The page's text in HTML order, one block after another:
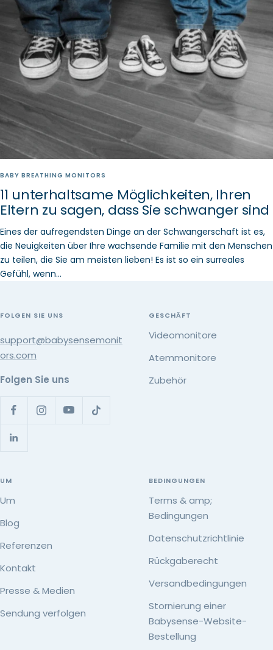
BABY BREATHING MONITORS
11 unterhaltsame Möglichkeiten, Ihren
Eltern zu sagen, dass Sie schwanger sind
Eines der aufregendsten Dinge an der Schwangerschaft ist es,
die Neuigkeiten über Ihre wachsende Familie mit den Menschen
zu teilen, die Sie am meisten lieben! Es ist so ein surreales
Gefühl, wenn...
FOLGEN SIE UNS
support@babysensemonit
ors.com
Folgen Sie uns
GESCHÄFT
Videomonitore
Atemmonitore
Zubehör
UM
Um
Blog
Referenzen
Kontakt
Presse & Medien
Sendung verfolgen
BEDINGUNGEN
Terms & amp;
Bedingungen
Datenschutzrichtlinie
Rückgaberecht
Versandbedingungen
Stornierung einer
Babysense-Website-
Bestellung